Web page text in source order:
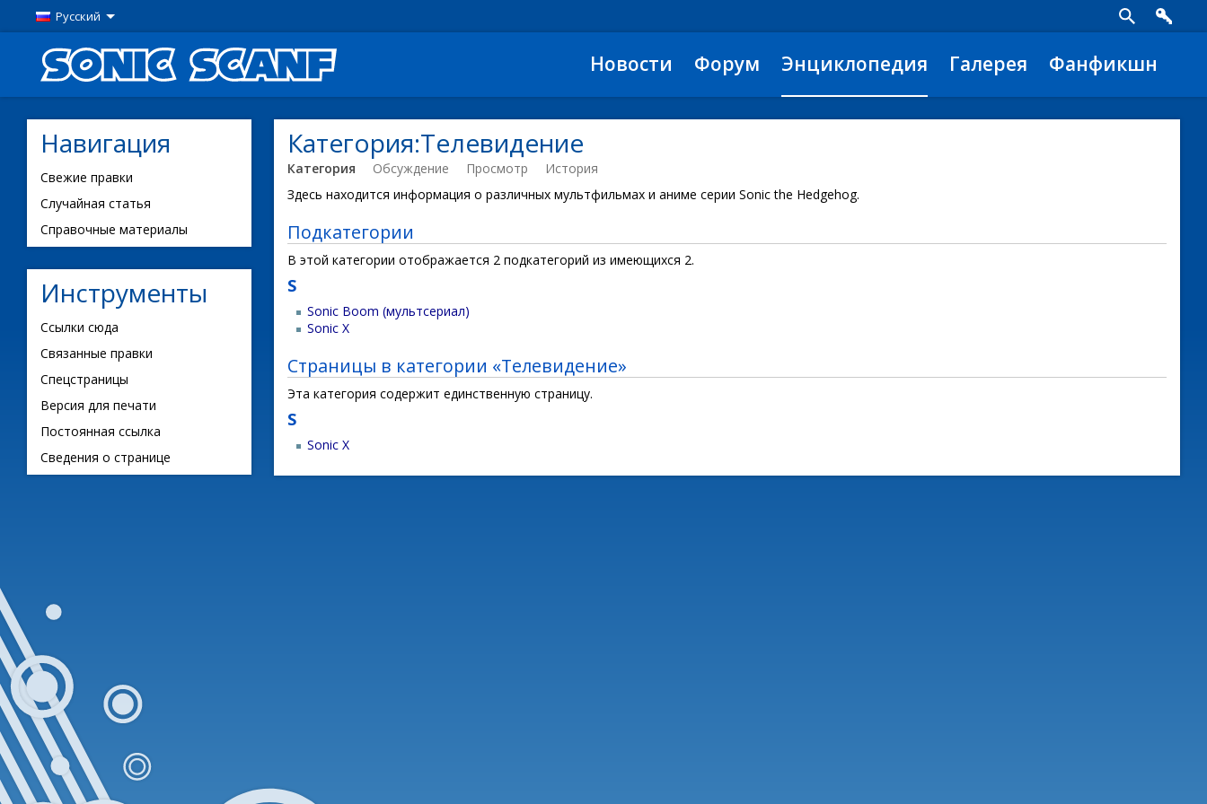
Русский
Новости Форум Энциклопедия Галерея Фанфикшн
Навигация
Свежие правки
Случайная статья
Справочные материалы
Инструменты
Ссылки сюда
Связанные правки
Спецстраницы
Версия для печати
Постоянная ссылка
Сведения о странице
Категория:Телевидение
Категория Обсуждение Просмотр
История
Здесь находится информация о различных мультфильмах и аниме серии Sonic the Hedgehog.
Подкатегории
В этой категории отображается 2 подкатегорий из имеющихся 2.
S
Sonic Boom (мультсериал)
Sonic X
Страницы в категории «Телевидение»
Эта категория содержит единственную страницу.
S
Sonic X